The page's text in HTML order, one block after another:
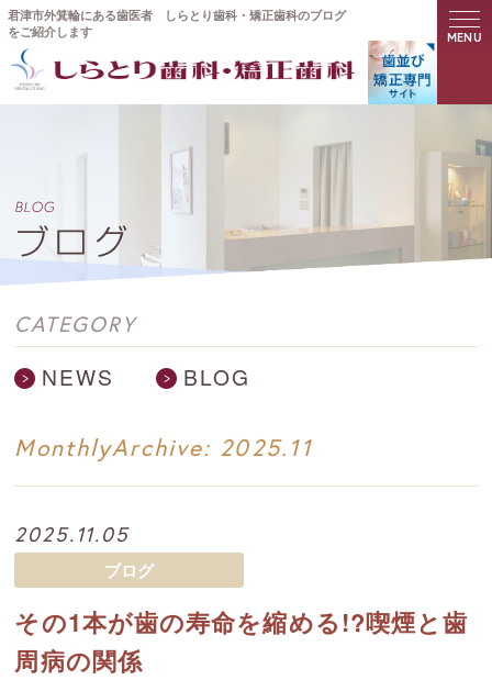
君津市外箕輪にある歯医者 しらとり歯科・矯正歯科のブログ
をご紹介します
MENU
CATEGORY
NEWS BLOG
MonthlyArchive: 2025.11
2025.11.05
ブログ
その1本が歯の寿命を縮める!?喫煙と歯
周病の関係